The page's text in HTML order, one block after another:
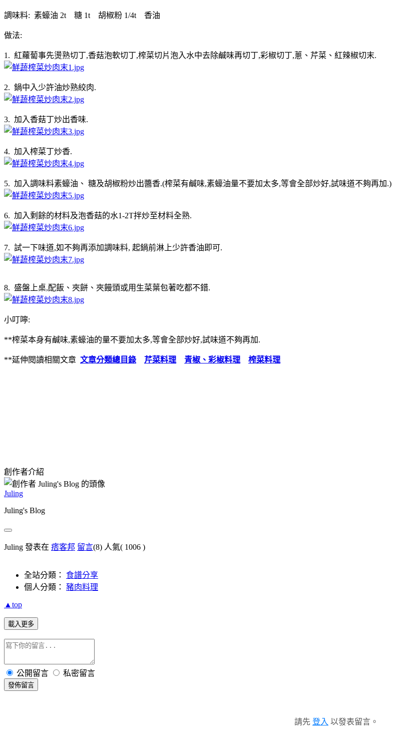
調味料: 素蠔油 2t 糖 1t 胡椒粉 1/4t 香油
做法:
1. 紅蘿蔔事先燙熟切丁,香菇泡軟切丁,榨菜切片泡入水中去除鹹味再切丁,彩椒切丁,蔥、芹菜、紅辣椒切末.
2. 鍋中入少許油炒熟絞肉.
3. 加入香菇丁炒出香味.
4. 加入榨菜丁炒香.
5. 加入調味料素蠔油、 糖及胡椒粉炒出醬香.(榨菜有鹹味,素蠔油量不要加太多,等會全部炒好,試味道不夠再加.)
6. 加入剩餘的材料及泡香菇的水1-2T拌炒至材料全熟.
7. 試一下味道,如不夠再添加調味料, 起鍋前淋上少許香油即可.
8. 盛盤上桌,配飯、夾餅、夾饅頭或用生菜葉包著吃都不錯.
小叮嚀:
**榨菜本身有鹹味,素蠔油的量不要加太多,等會全部炒好,試味道不夠再加.
**延伸閱讀相關文章 文章分類總目錄 芹菜料理 青椒、彩椒料理 榨菜料理
創作者介紹
Juling
Juling's Blog
Juling 發表在 痞客邦 留言(8) 人氣( 1006 )
全站分類： 食譜分享
個人分類： 豬肉料理
▲top
載入更多
公開留言 私密留言
發佈留言
請先 登入 以發表留言。